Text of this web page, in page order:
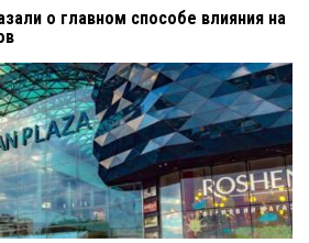
о главном способе влияния на